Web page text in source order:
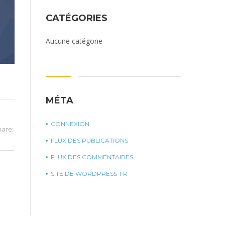
CATÉGORIES
Aucune catégorie
MÉTA
CONNEXION
FLUX DES PUBLICATIONS
FLUX DES COMMENTAIRES
SITE DE WORDPRESS-FR